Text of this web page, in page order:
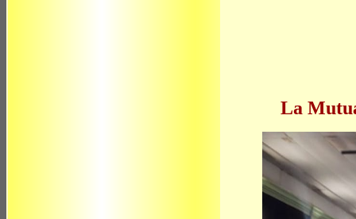
La